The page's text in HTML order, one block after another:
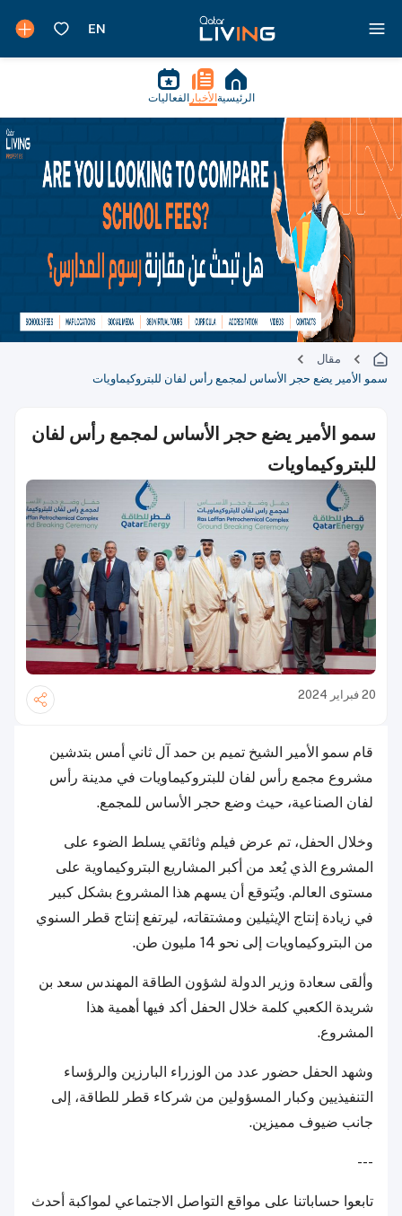
الرئيسية الأخبار الفعاليات
مقال
سمو الأمير يضع حجر الأساس لمجمع رأس لفان للبتروكيماويات
سمو الأمير يضع حجر الأساس لمجمع رأس لفان
للبتروكيماويات
20 فبراير 2024
قام سمو الأمير الشيخ تميم بن حمد آل ثاني أمس بتدشين
مشروع مجمع رأس لفان للبتروكيماويات في مدينة رأس
لفان الصناعية، حيث وضع حجر الأساس للمجمع.
وخلال الحفل، تم عرض فيلم وثائقي يسلط الضوء على
المشروع الذي يُعد من أكبر المشاريع البتروكيماوية على
مستوى العالم. ويُتوقع أن يسهم هذا المشروع بشكل كبير
في زيادة إنتاج الإيثيلين ومشتقاته، ليرتفع إنتاج قطر السنوي
من البتروكيماويات إلى نحو 14 مليون طن.
وألقى سعادة وزير الدولة لشؤون الطاقة المهندس سعد بن
شريدة الكعبي كلمة خلال الحفل أكد فيها أهمية هذا
المشروع.
وشهد الحفل حضور عدد من الوزراء البارزين والرؤساء
التنفيذيين وكبار المسؤولين من شركاء قطر للطاقة، إلى
جانب ضيوف مميزين.
---
تابعوا حساباتنا على مواقع التواصل الاجتماعي لمواكبة أحدث